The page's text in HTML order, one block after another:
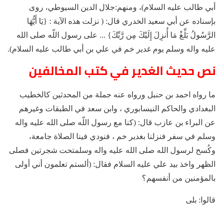
أبي طالب عليه السلام)، ومنهم:جلال الدين السيوطي، روى
بإسناده عن أبي سعيد الخدري قال: ( نزلت هذه الآية : {يَا أَيُّهَا
الرَّسُولُ بَلِّغْ مَا أُنزِلَ إِلَيْكَ مِن رَّبِّكَ} ... على رسول اللّه صلى الله
عليه واله وسلم يوم غدير خم في علي بن أبي طالب عليه السلام).
نص حديث الغدير في كتب المخالفين
ما رواه احمد بن حنبل ورواه عنه جملة من المحدثين كالخطيب
البغدادي والحاكم النيسابوري ، وابن سعد في الطبقات وغيرهم
عن البراء بن عازب قال: (كنا مع رسول اللّه صلى الله عليه واله
وسلم في سفر فنزلنا بغدير خم ، فنودي فينا الصلاة جامعة،
وكُسح لرسول الله صلى الله عليه واله وسلمتحت شجرتين فصلى
الظهر واخذ بيد علي عليه السلام فقال: (ألستم تعلمون أني أولى
بالمؤمنين من أنفسهم؟
قالوا: بلى